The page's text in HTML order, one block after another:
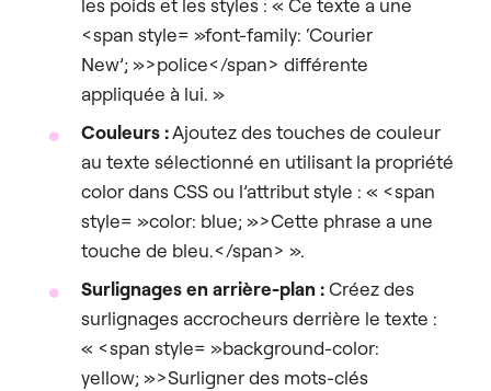
les poids et les styles : « Ce texte a une
<span style= »font-family: ‘Courier
New’; »>police</span> différente
appliquée à lui. »
Couleurs :Ajoutez des touches de couleur
au texte sélectionné en utilisant la propriété
color dans CSS ou l’attribut style : « <span
style= »color: blue; »>Cette phrase a une
touche de bleu.</span> ».
Surlignages en arrière-plan :Créez des
surlignages accrocheurs derrière le texte :
« <span style= »background-color:
yellow; »>Surligner des mots-clés